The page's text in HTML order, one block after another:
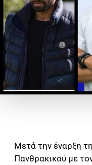
Μετά την έναρξη
Πανθρακικού με